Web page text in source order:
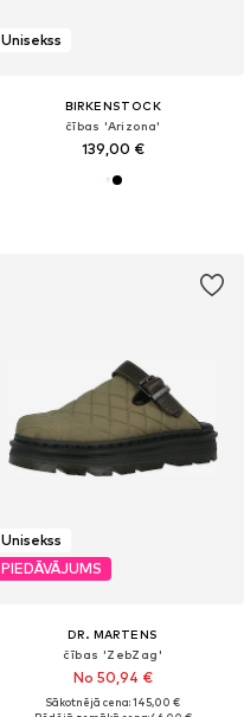
Unisekss
BIRKENSTOCK
čības 'Arizona'
139,00 €
Unisekss
PIEDĀVĀJUMS
DR. MARTENS
čības 'ZebZag'
No 50,94 €
Sākotnējā cena: 145,00 €